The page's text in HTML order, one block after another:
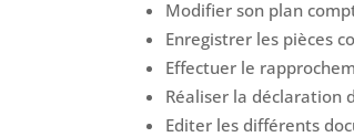
Modifier son plan
Enregistrer les pièces
Effectuer le
Réaliser la déclaration
Editer les différents